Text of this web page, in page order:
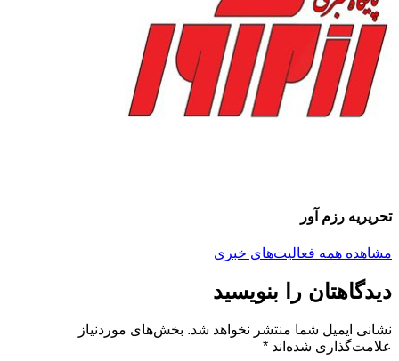
تحریریه رزم آور
مشاهده همه فعالیت‌های خبری
دیدگاهتان را بنویسید
نشانی ایمیل شما منتشر نخواهد شد. بخش‌های موردنیاز
علامت‌گذاری شده‌اند *